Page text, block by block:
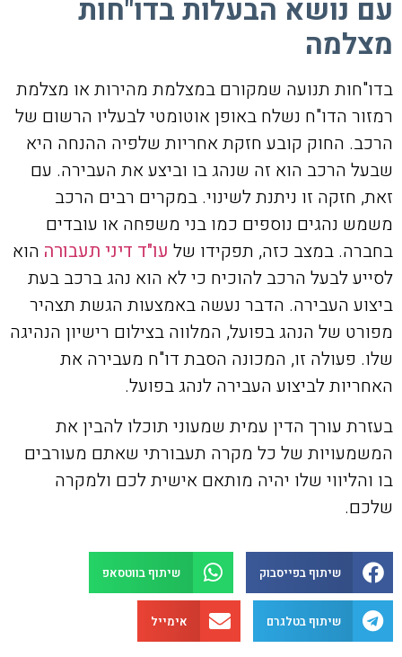
עם נושא הבעלות בדו"חות
מצלמה
בדו"חות תנועה שמקורם במצלמת מהירות או מצלמת
רמזור הדו"ח נשלח באופן אוטומטי לבעליו הרשום של
הרכב. החוק קובע חזקת אחריות שלפיה ההנחה היא
שבעל הרכב הוא זה שנהג בו וביצע את העבירה. עם
זאת, חזקה זו ניתנת לשינוי. במקרים רבים הרכב
משמש נהגים נוספים כמו בני משפחה או עובדים
בחברה. במצב כזה, תפקידו של עו"ד דיני תעבורה הוא
לסייע לבעל הרכב להוכיח כי לא הוא נהג ברכב בעת
ביצוע העבירה. הדבר נעשה באמצעות הגשת תצהיר
מפורט של הנהג בפועל, המלווה בצילום רישיון הנהיגה
שלו. פעולה זו, המכונה הסבת דו"ח מעבירה את
האחריות לביצוע העבירה לנהג בפועל.
בעזרת עורך הדין עמית שמעוני תוכלו להבין את
המשמעויות של כל מקרה תעבורתי שאתם מעורבים
בו והליווי שלו יהיה מותאם אישית לכם ולמקרה
שלכם.
שיתוף בפייסבוק שיתוף בווטסאפ
שיתוף בטלגרם אימייל